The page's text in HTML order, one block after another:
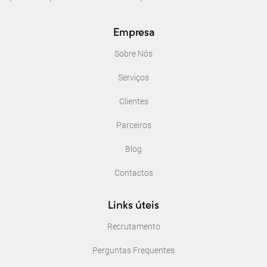
Empresa
Sobre Nós
Serviços
Clientes
Parceiros
Blog
Contactos
Links úteis
Recrutamento
Perguntas Frequentes